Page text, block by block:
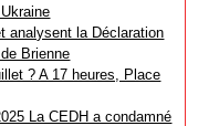
analysent la Déclaration
Brienne
? A 17 heures, Place
La CEDH a condamné